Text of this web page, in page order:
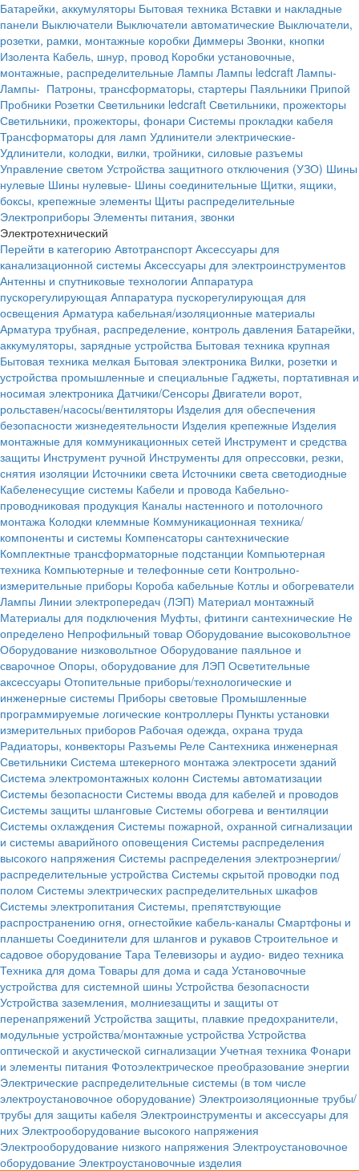
Батарейки, аккумуляторы Бытовая техника Вставки и накладные
панели Выключатели Выключатели автоматические Выключатели,
розетки, рамки, монтажные коробки Диммеры Звонки, кнопки
Изолента Кабель, шнур, провод Коробки установочные,
монтажные, распределительные Лампы Лампы ledcraft Лампы-
Лампы- Патроны, трансформаторы, стартеры Паяльники Припой
Пробники Розетки Светильники ledcraft Светильники, прожекторы
Светильники, прожекторы, фонари Системы прокладки кабеля
Трансформаторы для ламп Удлинители электрические-
Удлинители, колодки, вилки, тройники, силовые разъемы
Управление светом Устройства защитного отключения (УЗО) Шины
нулевые Шины нулевые- Шины соединительные Щитки, ящики,
боксы, крепежные элементы Щиты распределительные
Электроприборы Элементы питания, звонки
Электротехнический
Перейти в категорию Автотранспорт Аксессуары для
канализационной системы Аксессуары для электроинструментов
Антенны и спутниковые технологии Аппаратура
пускорегулирующая Аппаратура пускорегулирующая для
освещения Арматура кабельная/изоляционные материалы
Арматура трубная, распределение, контроль давления Батарейки,
аккумуляторы, зарядные устройства Бытовая техника крупная
Бытовая техника мелкая Бытовая электроника Вилки, розетки и
устройства промышленные и специальные Гаджеты, портативная и
носимая электроника Датчики/Сенсоры Двигатели ворот,
рольставен/насосы/вентиляторы Изделия для обеспечения
безопасности жизнедеятельности Изделия крепежные Изделия
монтажные для коммуникационных сетей Инструмент и средства
защиты Инструмент ручной Инструменты для опрессовки, резки,
снятия изоляции Источники света Источники света светодиодные
Кабеленесущие системы Кабели и провода Кабельно-
проводниковая продукция Каналы настенного и потолочного
монтажа Колодки клеммные Коммуникационная техника/
компоненты и системы Компенсаторы сантехнические
Комплектные трансформаторные подстанции Компьютерная
техника Компьютерные и телефонные сети Контрольно-
измерительные приборы Короба кабельные Котлы и обогреватели
Лампы Линии электропередач (ЛЭП) Материал монтажный
Материалы для подключения Муфты, фитинги сантехнические Не
определено Непрофильный товар Оборудование высоковольтное
Оборудование низковольтное Оборудование паяльное и
сварочное Опоры, оборудование для ЛЭП Осветительные
аксессуары Отопительные приборы/технологические и
инженерные системы Приборы световые Промышленные
программируемые логические контроллеры Пункты установки
измерительных приборов Рабочая одежда, охрана труда
Радиаторы, конвекторы Разъемы Реле Сантехника инженерная
Светильники Система штекерного монтажа электросети зданий
Система электромонтажных колонн Системы автоматизации
Системы безопасности Системы ввода для кабелей и проводов
Системы защиты шланговые Системы обогрева и вентиляции
Системы охлаждения Системы пожарной, охранной сигнализации
и системы аварийного оповещения Системы распределения
высокого напряжения Системы распределения электроэнергии/
распределительные устройства Системы скрытой проводки под
полом Системы электрических распределительных шкафов
Системы электропитания Системы, препятствующие
распространению огня, огнестойкие кабель-каналы Смартфоны и
планшеты Соединители для шлангов и рукавов Строительное и
садовое оборудование Тара Телевизоры и аудио- видео техника
Техника для дома Товары для дома и сада Установочные
устройства для системной шины Устройства безопасности
Устройства заземления, молниезащиты и защиты от
перенапряжений Устройства защиты, плавкие предохранители,
модульные устройства/монтажные устройства Устройства
оптической и акустической сигнализации Учетная техника Фонари
и элементы питания Фотоэлектрическое преобразование энергии
Электрические распределительные системы (в том числе
электроустановочное оборудование) Электроизоляционные трубы/
трубы для защиты кабеля Электроинструменты и аксессуары для
них Электрооборудование высокого напряжения
Электрооборудование низкого напряжения Электроустановочное
оборудование Электроустановочные изделия